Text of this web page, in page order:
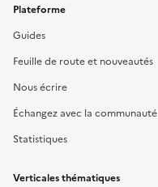
Plateforme
Guides
Feuille de route et nouveautés
Nous écrire
Échangez avec la communauté
Statistiques
Verticales thématiques